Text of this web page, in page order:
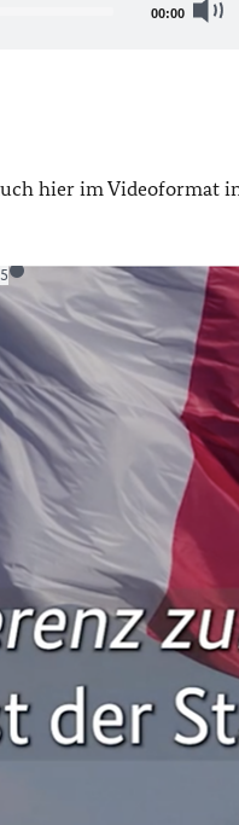
00:00
hier im Videoformat